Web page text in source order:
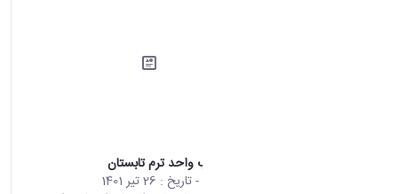
راهنمای انتخاب واحد ترم تابستان
- تاریخ : 26 تیر 1401